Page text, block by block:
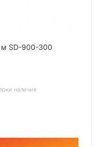
SD-900-300
наличия